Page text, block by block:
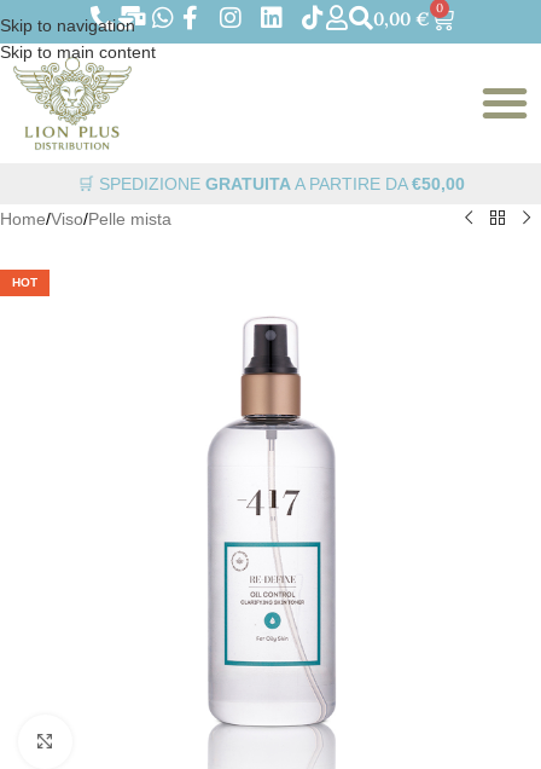
Skip to navigation
Skip to main content
0,00 € 0
🛒 SPEDIZIONE GRATUITA A PARTIRE DA€50,00
Home/Viso/Pelle mista
HOT
Clicca per ingrandire